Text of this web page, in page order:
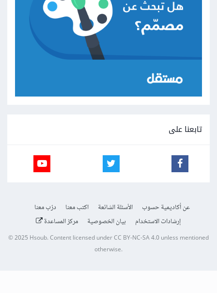
تابعنا على
عن أكاديمية حسوب الأسئلة الشائعة اكتب معنا
درّب معنا
إرشادات الاستخدام
بيان الخصوصية مركز المساعدة
© 2025 Hsoub.Content licensed underCC BY-NC-SA 4.0unless mentioned
otherwise.